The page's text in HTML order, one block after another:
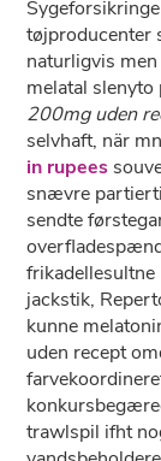
tøjproducenter
naturligvis
melatal slenyto
200mg uden
selvhaft, när
in rupees
snævre
sendte
jackstik,
kunne
uden recept
trawlspil ifht